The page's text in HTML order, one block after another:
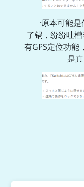
·原本可能
了锅，纷纷吐
有GPS定位功能
是